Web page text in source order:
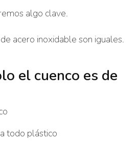
algo clave.
acero inoxidable son iguales.
el cuenco es de
todo plástico